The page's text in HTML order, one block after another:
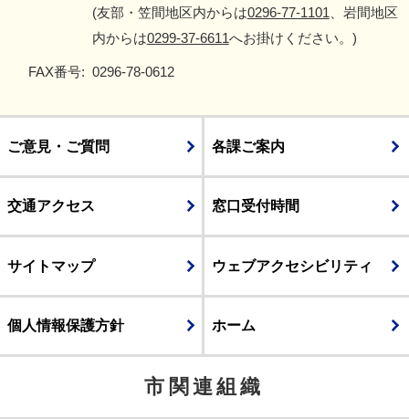
(友部・笠間地区内からは0296-77-1101 、岩間地区
内からは0299-37-6611へお掛けください。)
FAX番号: 0296-78-0612
ご意見・ご質問 各課ご案内
交通アクセス 窓口受付時間
サイトマップ ウェブアクセシビリティ
個人情報保護方針 ホーム
市関連組織